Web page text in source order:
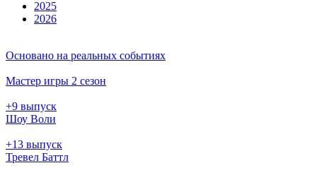
2025
2026
Основано на реальных событиях
Мастер игры 2 сезон
+9 выпуск
Шоу Воли
+13 выпуск
Тревел Баттл